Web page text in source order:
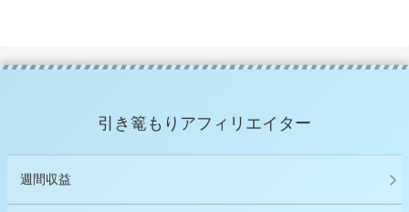
引き篭もりアフィリエイター
週間収益